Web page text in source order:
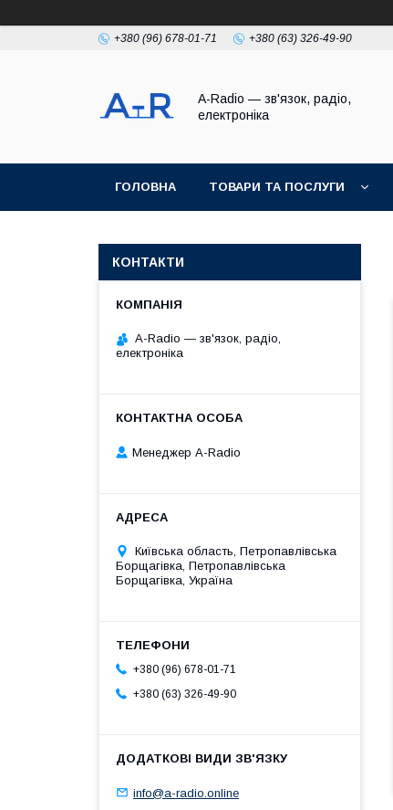
+380 (96) 678-01-71 +380 (63) 326-49-90
A-Radio — зв'язок, радіо,
електроніка
ГОЛОВНА ТОВАРИ ТА ПОСЛУГИ
КОНТАКТИ
A-Radio — зв'язок, радіо,
електроніка
Менеджер A-Radio
Київська область, Петропавлівська
Борщагівка, Петропавлівська
Борщагівка, Україна
+380 (96) 678-01-71
+380 (63) 326-49-90
info@a-radio.online